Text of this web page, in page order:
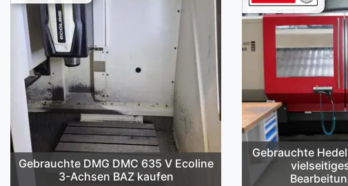
Gebrauchte DMG DMC 635 V Ecoline
3-Achsen BAZ kaufen
Gebrauchte